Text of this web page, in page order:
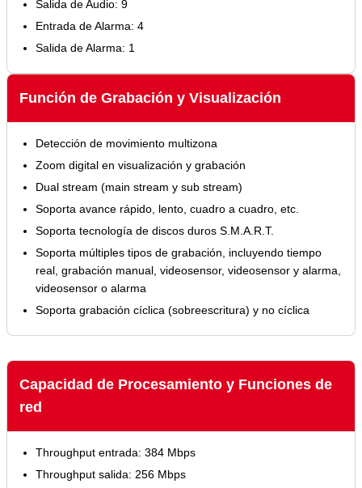
Salida de Audio: 9
Entrada de Alarma: 4
Salida de Alarma: 1
Función de Grabación y Visualización
Detección de movimiento multizona
Zoom digital en visualización y grabación
Dual stream (main stream y sub stream)
Soporta avance rápido, lento, cuadro a cuadro, etc.
Soporta tecnología de discos duros S.M.A.R.T.
Soporta múltiples tipos de grabación, incluyendo tiempo
real, grabación manual, videosensor, videosensor y alarma,
videosensor o alarma
Soporta grabación cíclica (sobreescritura) y no cíclica
Capacidad de Procesamiento y Funciones de
red
Throughput entrada: 384 Mbps
Throughput salida: 256 Mbps